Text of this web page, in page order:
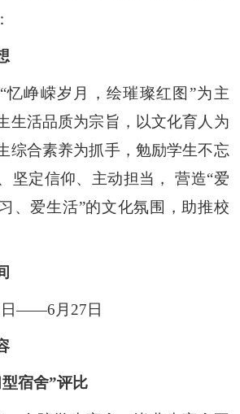
忆峥嵘岁月，绘璀璨红图”为主
生活品质为宗旨，以文化育人为
综合素养为抓手，勉励学生不忘
坚定信仰、主动担当， 营造“爱
、爱生活”的文化氛围，助推校
日——6月27日
宿舍”评比